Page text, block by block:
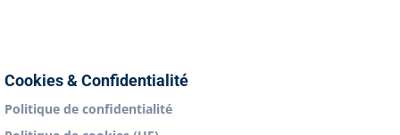
Cookies & Confidentialité
Politique de confidentialité